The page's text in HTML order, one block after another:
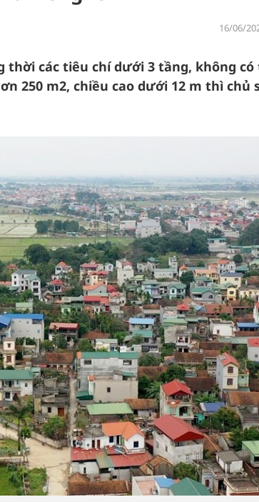
16/06/
các tiêu chí dưới 3 tầng, không có
250 m2, chiều cao dưới 12 m thì chủ